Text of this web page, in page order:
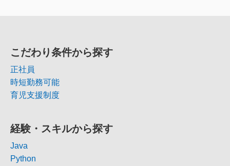
こだわり条件から探す
正社員
時短勤務可能
育児支援制度
経験・スキルから探す
Java
Python